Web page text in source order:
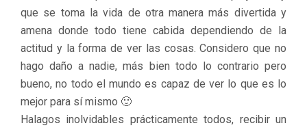
que se toma la vida de otra manera más divertida y
amena donde todo tiene cabida dependiendo de la
actitud y la forma de ver las cosas. Considero que no
hago daño a nadie, más bien todo lo contrario pero
bueno, no todo el mundo es capaz de ver lo que es lo
mejor para sí mismo 🙂
Halagos inolvidables prácticamente todos, recibir un